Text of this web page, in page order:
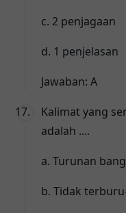
c. 2 penjagaan
d. 1 penjelasan
Jawaban: A
Kalimat yang
adalah ....
a. Turunan
b. Tidak